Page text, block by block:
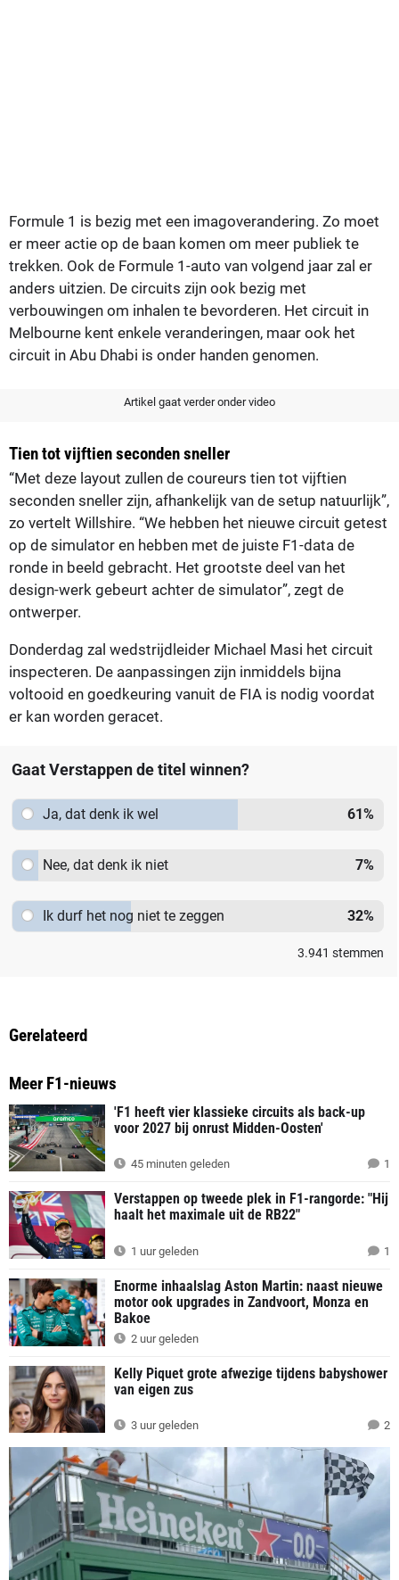
Formule 1 is bezig met een imagoverandering. Zo moet
er meer actie op de baan komen om meer publiek te
trekken. Ook de Formule 1-auto van volgend jaar zal er
anders uitzien. De circuits zijn ook bezig met
verbouwingen om inhalen te bevorderen. Het circuit in
Melbourne kent enkele veranderingen, maar ook het
circuit in Abu Dhabi is onder handen genomen.
Artikel gaat verder onder video
Tien tot vijftien seconden sneller
“Met deze layout zullen de coureurs tien tot vijftien
seconden sneller zijn, afhankelijk van de setup natuurlijk”,
zo vertelt Willshire. “We hebben het nieuwe circuit getest
op de simulator en hebben met de juiste F1-data de
ronde in beeld gebracht. Het grootste deel van het
design-werk gebeurt achter de simulator”, zegt de
ontwerper.
Donderdag zal wedstrijdleider Michael Masi het circuit
inspecteren. De aanpassingen zijn inmiddels bijna
voltooid en goedkeuring vanuit de FIA is nodig voordat
er kan worden geracet.
Gaat Verstappen de titel winnen?
Ja, dat denk ik wel 61%
Nee, dat denk ik niet 7%
Ik durf het nog niet te zeggen 32%
3.941 stemmen
Gerelateerd
Meer F1-nieuws
'F1 heeft vier klassieke circuits als back-up
voor 2027 bij onrust Midden-Oosten'
45 minuten geleden 1
Verstappen op tweede plek in F1-rangorde: "Hij
haalt het maximale uit de RB22"
1 uur geleden 1
Enorme inhaalslag Aston Martin: naast nieuwe
motor ook upgrades in Zandvoort, Monza en
Bakoe
2 uur geleden
Kelly Piquet grote afwezige tijdens babyshower
van eigen zus
3 uur geleden 2